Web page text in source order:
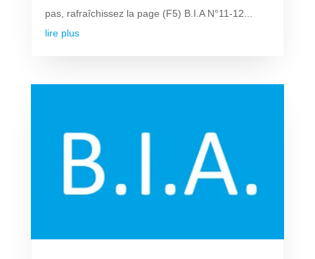
pas, rafraîchissez la page (F5) B.I.A N°11-12...
lire plus